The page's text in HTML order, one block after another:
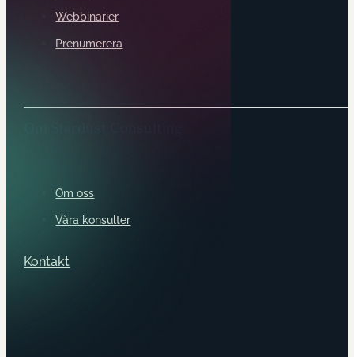
Webbinarier
Prenumerera
Om oss
Våra konsulter
Kontakt